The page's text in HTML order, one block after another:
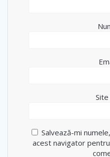
Salvează-mi
acest navigator